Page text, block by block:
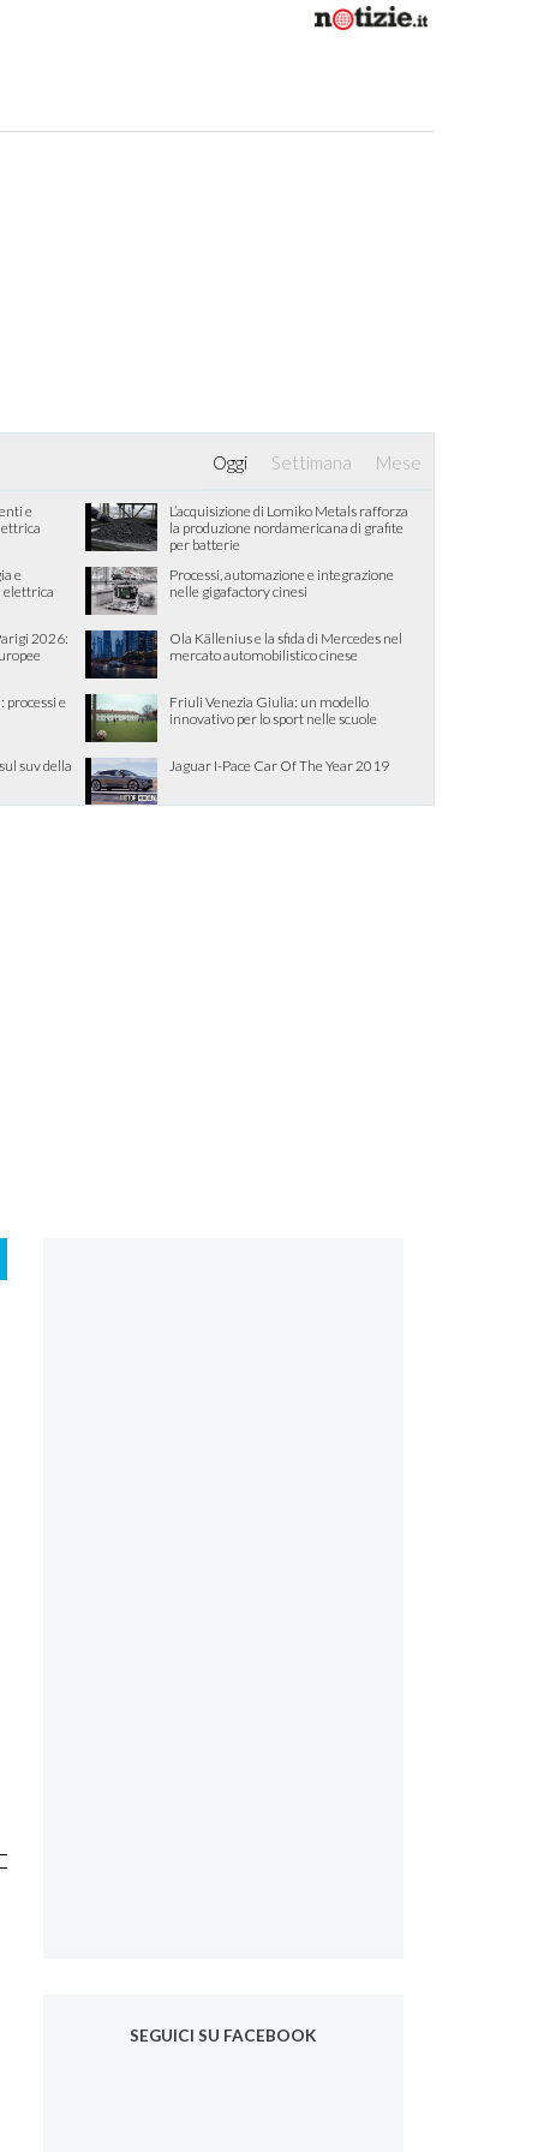
Oggi Settimana Mese
e
L’acquisizione di Lomiko Metals rafforza
la produzione nordamericana di grafite
per batterie
e
elettrica
Processi, automazione e integrazione
nelle gigafactory cinesi
2026:
Ola Källenius e la sfida di Mercedes nel
mercato automobilistico cinese
processi e
Friuli Venezia Giulia: un modello
innovativo per lo sport nelle scuole
suv della Jaguar I-Pace Car Of The Year 2019
SEGUICI SU FACEBOOK